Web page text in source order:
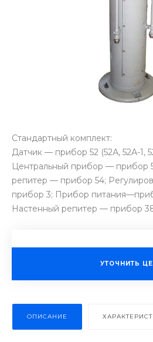
Стандартный комплект:
Датчик — прибор 52 (52А, 52А-1,
Центральный прибор — прибор
репитер — прибор 54;
прибор 3; Прибор
Настенный репитер — прибор
УТОЧНИТЬ
ОПИСАНИЕ